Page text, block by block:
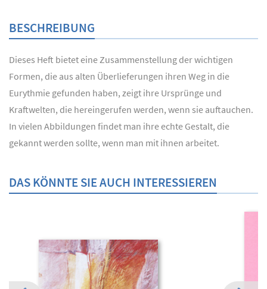
BESCHREIBUNG
Dieses Heft bietet eine Zusammenstellung der wichtigen
Formen, die aus alten Überlieferungen ihren Weg in die
Eurythmie gefunden haben, zeigt ihre Ursprünge und
Kraftwelten, die hereingerufen werden, wenn sie auftauchen.
In vielen Abbildungen findet man ihre echte Gestalt, die
gekannt werden sollte, wenn man mit ihnen arbeitet.
DAS KÖNNTE SIE AUCH INTERESSIEREN